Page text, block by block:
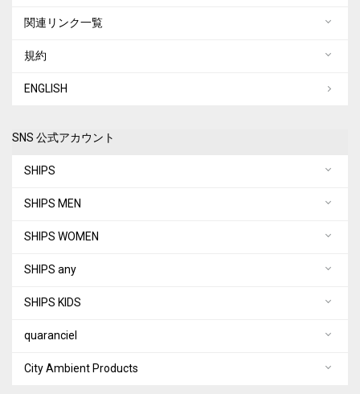
関連リンク一覧
規約
ENGLISH
SNS 公式アカウント
SHIPS
SHIPS MEN
SHIPS WOMEN
SHIPS any
SHIPS KIDS
quaranciel
City Ambient Products